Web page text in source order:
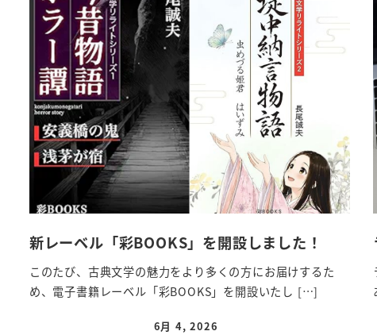
新レーベル「彩BOOKS」を開設しました！
このたび、古典文学の魅力をより多くの方にお届けするた
め、電子書籍レーベル「彩BOOKS」を開設いたし […]
6月 4, 2026